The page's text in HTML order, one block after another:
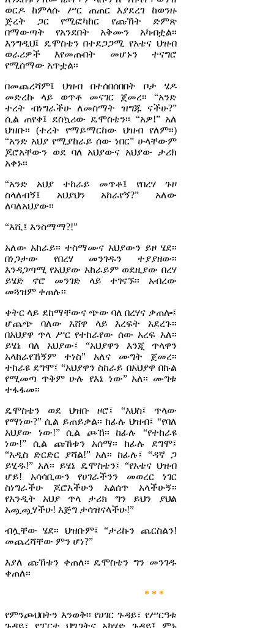
ወርዶ ከምላሱ ሥር ጠጠር እያደረገ ከወንዙ
ጅረት ጋር የሚፎካከር የጩኸት ድምጽ
በማውጣት የአንደበት አቅሙን አካብቷል፡፡
እንግዲህ፤ ዴሞስቴን በተደጋጋሚ የአቴና ህዝብ
ወራሪዎች እየመጡበት መሆኑን ተናግሮ
የሚሰማው አጥቷል፡፡
በመጨረሻም፤ ህዝብ በተሰበሰበበት ቦታ ሄዶ
መድረኩ ላይ ወጥቶ መናገር ጀመረ፡፡ “አንድ
ተረት ብነግራችሁ ለመስማት ዝግጁ ናችሁ?”
ሲል ጠየቀ፤ ደስኳሪው ዴሞስቴን፡፡ “አዎ!” አለ
ህዝቡ፡፡ (ተረት የማይማርከው ህዝብ የለም፡፡)
“አንድ አህያ የሚያከራይ ሰው ነበር” ሁላቸውም
ጆሮአቸውን ወደ ባለ አህያውና አህያው ታሪክ
አቀኑ፡፡
“አንድ አህያ ተከራይ መጥቶ፤ የበረሃ ጉዞ
ስላለብኝ፤ አህያህን አከራየኝ?” አለው
ለባለአህያው፡፡
“እሺ፤ እንስማማ?!”
አለው አከራይ፡፡ ተስማሙና አህያውን ይዞ ሄደ፡፡
በነጋታው የበረሃ መንገዱን ተያያዘው፡፡
እንዳጋጣሚ የአህያው አከራይም ወደዚያው በረሃ
ይሄድ ኖሮ መንገድ ላይ ተገናኙ፡፡ አብረው
መጓዝም ቀጠሉ፡፡
ቀትር ላይ ደከማቸውና ጭው ባለ በረሃና ቃጠሎ፤
ሆጨጭ ባለው አሸዋ ላይ እረፍት አደረጉ፡፡
በአህያዋ ጥላ ሥር የተከራየው ሰው አረፍ አለ፡፡
ይሄኔ ባለ አህያው፤ “አህያዋን እንጂ ጥላዋን
አላከራየኸኝም ተነስ” አለና ሙግት ጀመረ፡፡
ተከራዩ ደግሞ፤ “አህያዋን ስከራይ በአህያዋ በኩል
የሚመጣ ጥቅም ሁሉ የእኔ ነው” አለ፡፡ ሙግቱ
ተፋፋመ፡፡
ዴሞስቴን ወደ ህዝቡ ዞሮ፤ “እህስ፤ ጥላው
የማነው?” ሲል ይጠይቃል፡፡ ከፊሉ ህዝብ፤ “የባለ
አህያው ነው!” ሲል ጮኸ፡፡ ከፊሉ “የተከራዩ
ነው!” ሲል ጩኸቱን አሰማ፡፡ ከፊሉ ደግሞ፤
“አዲስ ድርድር ያሻል!” አለ፡፡ ከፊሉ፤ “ዳኛ ጋ
ይሂዱ!” አለ፡፡ ይሄኔ ዴሞስቴን፤ “የአቴና ህዝብ
ሆይ! አሳሳቢውን የሀገራችንን መወረር ነገር
ስነግራችሁ ጆሮአችሁን አልሰጥ አላችሁኝ፡፡
የአንዲት አህያ ጥላ ታሪክ ግን ይህን ያህል
አጯጯሃችሁ! እጅግ ታሳዝናላችሁ!”
ብሏቸው ሄደ፡፡ ህዝቡም፤ “ታሪኩን ጨርስልን!
መጨረሻቸው ምን ሆነ?”
እያለ ጩኸቱን ቀጠለ፡፡ ዴሞስቴን ግን መንገዱ
ቀጠለ፡፡
* * *
የምንጮህበትን እንወቅ፡፡ የሀገር ጉዳይ፣ የሥርዓቱ
ጉዳይ፣ የፓርቲ ህግጋትና አካሄድ ጉዳይ፤ ምኑ